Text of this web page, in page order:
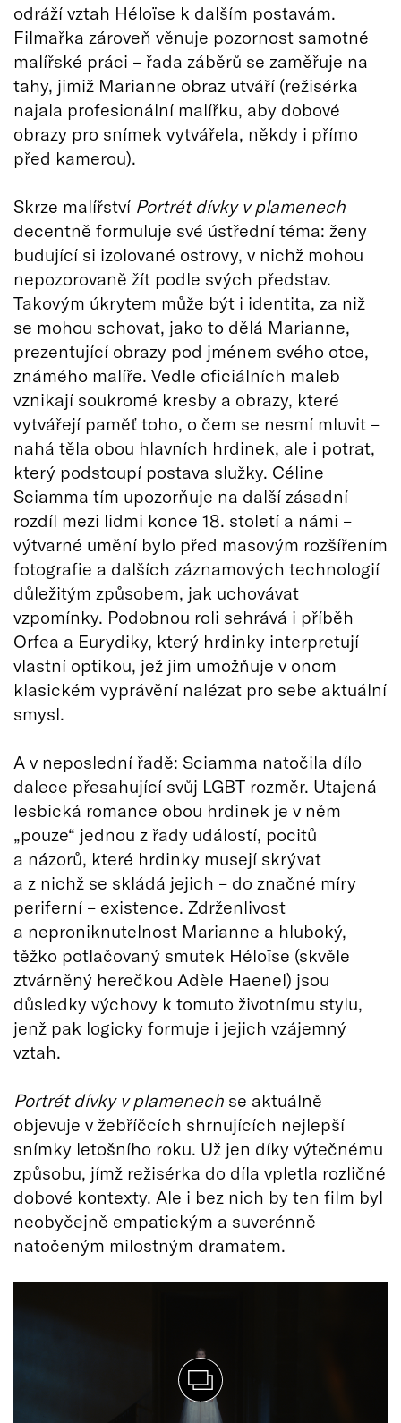
odráží vztah Héloïse k dalším postavám.
Filmařka zároveň věnuje pozornost samotné
malířské práci – řada záběrů se zaměřuje na
tahy, jimiž Marianne obraz utváří (režisérka
najala profesionální malířku, aby dobové
obrazy pro snímek vytvářela, někdy i přímo
před kamerou).
Skrze malířství Portrét dívky v plamenech
decentně formuluje své ústřední téma: ženy
budující si izolované ostrovy, v nichž mohou
nepozorovaně žít podle svých představ.
Takovým úkrytem může být i identita, za niž
se mohou schovat, jako to dělá Marianne,
prezentující obrazy pod jménem svého otce,
známého malíře. Vedle oficiálních maleb
vznikají soukromé kresby a obrazy, které
vytvářejí paměť toho, o čem se nesmí mluvit –
nahá těla obou hlavních hrdinek, ale i potrat,
který podstoupí postava služky. Céline
Sciamma tím upozorňuje na další zásadní
rozdíl mezi lidmi konce 18. století a námi –
výtvarné umění bylo před masovým rozšířením
fotografie a dalších záznamových technologií
důležitým způsobem, jak uchovávat
vzpomínky. Podobnou roli sehrává i příběh
Orfea a Eurydiky, který hrdinky interpretují
vlastní optikou, jež jim umožňuje v onom
klasickém vyprávění nalézat pro sebe aktuální
smysl.
A v neposlední řadě: Sciamma natočila dílo
dalece přesahující svůj LGBT rozměr. Utajená
lesbická romance obou hrdinek je v něm
„pouze“ jednou z řady událostí, pocitů
a názorů, které hrdinky musejí skrývat
a z nichž se skládá jejich – do značné míry
periferní – existence. Zdrženlivost
a neproniknutelnost Marianne a hluboký,
těžko potlačovaný smutek Héloïse (skvěle
ztvárněný herečkou Adèle Haenel) jsou
důsledky výchovy k tomuto životnímu stylu,
jenž pak logicky formuje i jejich vzájemný
vztah.
Portrét dívky v plamenech se aktuálně
objevuje v žebříčcích shrnujících nejlepší
snímky letošního roku. Už jen díky výtečnému
způsobu, jímž režisérka do díla vpletla rozličné
dobové kontexty. Ale i bez nich by ten film byl
neobyčejně empatickým a suverénně
natočeným milostným dramatem.